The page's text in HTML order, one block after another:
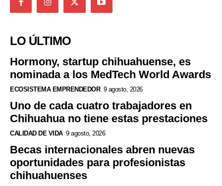
LO ÚLTIMO
Hormony, startup chihuahuense, es
nominada a los MedTech World Awards
ECOSISTEMA EMPRENDEDOR 9 agosto, 2026
Uno de cada cuatro trabajadores en
Chihuahua no tiene estas prestaciones
CALIDAD DE VIDA 9 agosto, 2026
Becas internacionales abren nuevas
oportunidades para profesionistas
chihuahuenses